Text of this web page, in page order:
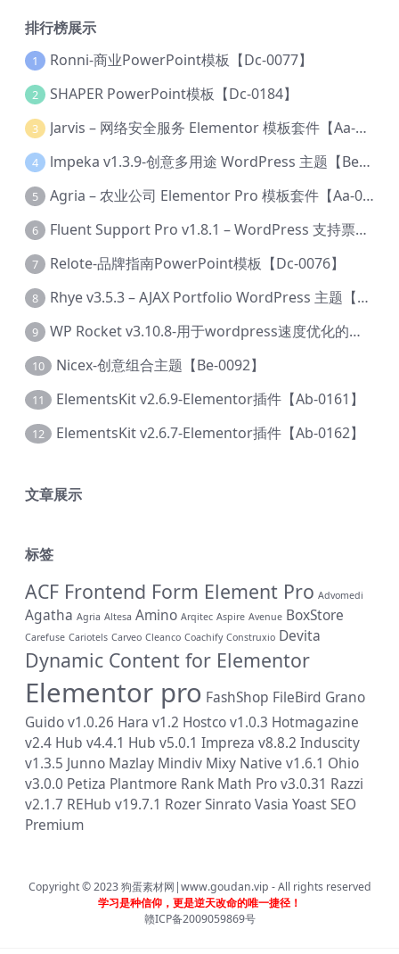
排行榜展示
1 Ronni-商业PowerPoint模板【Dc-0077】
2 SHAPER PowerPoint模板【Dc-0184】
3 Jarvis – 网络安全服务 Elementor 模板套件【Aa-0035】
4 lmpeka v1.3.9-创意多用途 WordPress 主题【Be-0064】
5 Agria – 农业公司 Elementor Pro 模板套件【Aa-0003】
6 Fluent Support Pro v1.8.1 – WordPress 支持票务系统【Cc-0041】
7 Relote-品牌指南PowerPoint模板【Dc-0076】
8 Rhye v3.5.3 – AJAX Portfolio WordPress 主题【Bi-0049】
9 WP Rocket v3.10.8-用于wordpress速度优化的缓存加速插件【Cd-0019】
10 Nicex-创意组合主题【Be-0092】
11 ElementsKit v2.6.9-Elementor插件【Ab-0161】
12 ElementsKit v2.6.7-Elementor插件【Ab-0162】
文章展示
标签
ACF Frontend Form Element Pro Advomedi
Agatha Agria Altesa Amino Arqitec Aspire Avenue BoxStore
Carefuse Cariotels Carveo Cleanco Coachify Construxio Devita
Dynamic Content for Elementor
Elementor pro FashShop FileBird Grano
Guido v1.0.26 Hara v1.2 Hostco v1.0.3 Hotmagazine
v2.4 Hub v4.4.1 Hub v5.0.1 Impreza v8.8.2 Induscity
v1.3.5 Junno Mazlay Mindiv Mixy Native v1.6.1 Ohio
v3.0.0 Petiza Plantmore Rank Math Pro v3.0.31 Razzi
v2.1.7 REHub v19.7.1 RozerSinratoVasia Yoast SEO
Premium
Copyright © 2023狗蛋素材网|www.goudan.vip - All rights reserved
学习是种信仰，更是逆天改命的唯一捷径！
赣ICP备2009059869号